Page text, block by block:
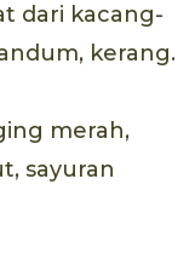
dari kacang-
kerang.
merah,
sayuran